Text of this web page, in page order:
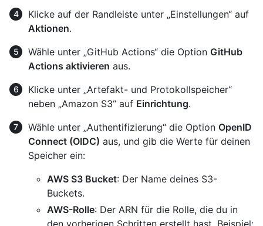
Klicke auf der Randleiste unter „Einstellungen“ auf
Aktionen.
Wähle unter „GitHub Actions“ die Option GitHub
Actions aktivieren aus.
Klicke unter „Artefakt- und Protokollspeicher“
neben „Amazon S3“ auf Einrichtung.
Wähle unter „Authentifizierung“ die Option OpenID
Connect (OIDC) aus, und gib die Werte für deinen
Speicher ein:
AWS S3 Bucket: Der Name deines S3-
Buckets.
AWS-Rolle: Der ARN für die Rolle, die du in
den vorherigen Schritten erstellt hast. Beispiel: